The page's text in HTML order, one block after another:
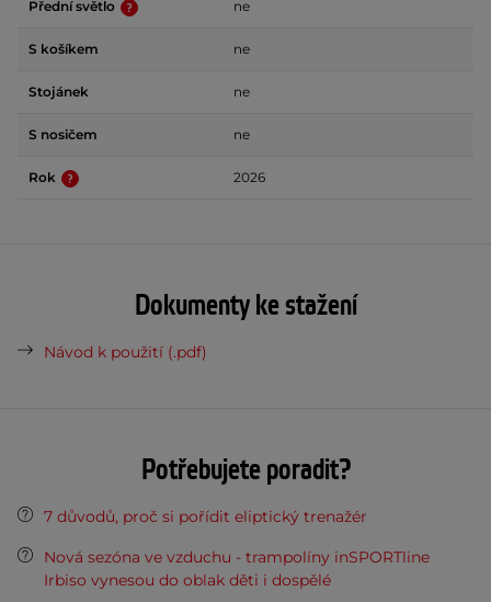
Přední světlo ne
S košíkem ne
Stojánek ne
S nosičem ne
Rok 2026
Dokumenty ke stažení
Návod k použití (.pdf)
Potřebujete poradit?
7 důvodů, proč si pořídit eliptický trenažér
Nová sezóna ve vzduchu - trampolíny inSPORTline
Irbiso vynesou do oblak děti i dospělé